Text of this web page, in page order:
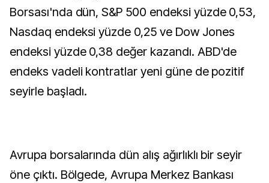
Borsası'nda dün, S&P 500 endeksi yüzde 0,53,
Nasdaq endeksi yüzde 0,25 ve Dow Jones
endeksi yüzde 0,38 değer kazandı. ABD'de
endeks vadeli kontratlar yeni güne de pozitif
seyirle başladı.
Avrupa borsalarında dün alış ağırlıklı bir seyir
öne çıktı. Bölgede, Avrupa Merkez Bankası